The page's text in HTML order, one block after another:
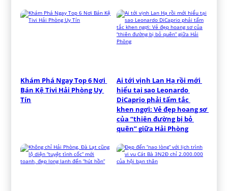
Khám Phá Ngay Top 6 Nơi
Bán Kệ Tivi Hải Phòng Uy
Tín
Ai tới vịnh Lan Hạ rồi mới
hiểu tại sao Leonardo
DiCaprio phải tấm tắc
khen ngợi: Vẻ đẹp hoang sơ
của “thiên đường bị bỏ
quên” giữa Hải Phòng